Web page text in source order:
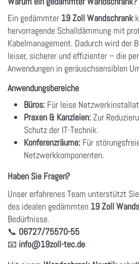
Ein gedämmter 19 Zoll Wandschrank
hervorragende Schalldämmung mit
Kabelmanagement. Dadurch wird der
leiser, sicherer und effizienter – die
Anwendungen in geräuschsensiblen
Anwendungsbereiche
Büros: Für leise
Praxen & Kanzleien:Zur
Schutz der IT-Technik.
Konferenzräume: Für
Netzwerkkomponenten.
Haben Sie Fragen?
Unser erfahrenes Team unterstützt
des idealen gedämmten 19 Zoll
Bedürfnisse.
📞 06727/75570-55
📧 info@19zoll-tec.de